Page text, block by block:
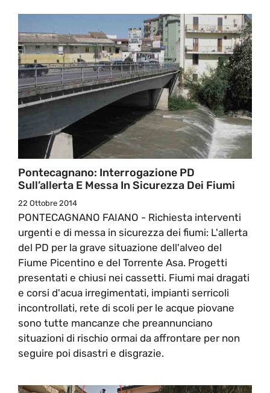
Pontecagnano: Interrogazione PD
Sull’allerta E Messa In Sicurezza Dei Fiumi
22 Ottobre 2014
PONTECAGNANO FAIANO - Richiesta interventi
urgenti e di messa in sicurezza dei fiumi: L'allerta
del PD per la grave situazione dell'alveo del
Fiume Picentino e del Torrente Asa. Progetti
presentati e chiusi nei cassetti. Fiumi mai dragati
e corsi d'acua irregimentati, impianti serricoli
incontrollati, rete di scoli per le acque piovane
sono tutte mancanze che preannunciano
situazioni di rischio ormai da affrontare per non
seguire poi disastri e disgrazie.